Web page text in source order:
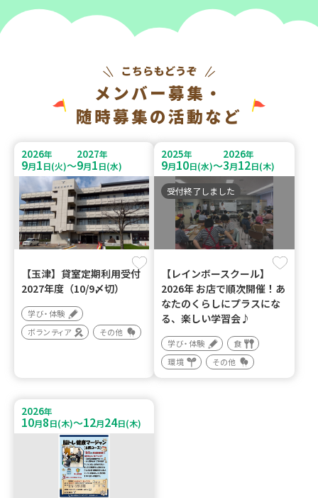
メンバー募集・
随時募集の活動など
2026年
9月1日(火)～
2027年
9月1日(水)
【玉津】貸室定期利用受付
2027年度（10/9〆切）
学び・体験
ボランティア
その他
2025年
9月10日(水)～
2026年
3月12日(木)
受付終了しました
【レインボースクール】
2026年 お店で順次開催！あ
なたのくらしにプラスにな
る、楽しい学習会♪
学び・体験
食
環境
その他
2026年
10月8日(木)～12月24日(木)